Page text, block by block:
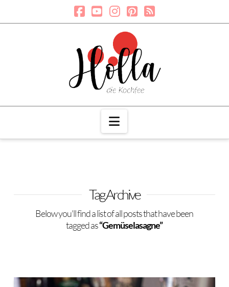
Navigation
Tag Archive
Below you'll find a list of all posts that have been
tagged as“Gemüselasagne”